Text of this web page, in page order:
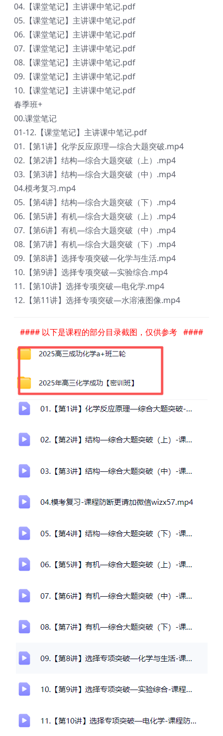
04.【课堂笔记】主讲课中笔记.pdf
05.【课堂笔记】主讲课中笔记.pdf
06.【课堂笔记】主讲课中笔记.pdf
07.【课堂笔记】主讲课中笔记.pdf
08.【课堂笔记】主讲课中笔记.pdf
09.【课堂笔记】主讲课中笔记.pdf
10.【课堂笔记】主讲课中笔记.pdf
春季班+
00.课堂笔记
01-12.【课堂笔记】主讲课中笔记.pdf
01.【第1讲】化学反应原理—综合大题突破.mp4
02.【第2讲】结构—综合大题突破（上）.mp4
03.【第3讲】结构—综合大题突破（中）.mp4
04.模考复习.mp4
05.【第4讲】结构—综合大题突破（下）.mp4
06.【第5讲】有机—综合大题突破（上）.mp4
07.【第6讲】有机—综合大题突破（中）.mp4
08.【第7讲】有机—综合大题突破（下）.mp4
09.【第8讲】选择专项突破—化学与生活.mp4
10.【第9讲】选择专项突破—实验综合.mp4
11.【第10讲】选择专项突破—电化学.mp4
12.【第11讲】选择专项突破—水溶液图像.mp4
#### 以下是课程的部分目录截图，仅供参考 ####